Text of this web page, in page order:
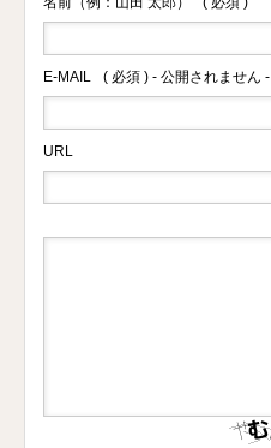
E-MAIL ( 必須 ) - 公開されません -
URL